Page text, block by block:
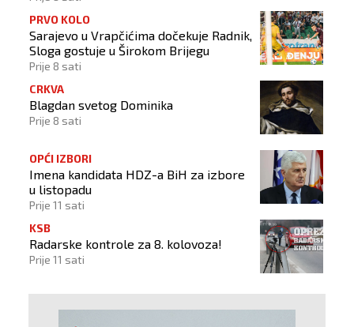
PRVO KOLO
Sarajevo u Vrapčićima dočekuje Radnik,
Sloga gostuje u Širokom Brijegu
Prije 8 sati
CRKVA
Blagdan svetog Dominika
Prije 8 sati
OPĆI IZBORI
Imena kandidata HDZ-a BiH za izbore
u listopadu
Prije 11 sati
KSB
Radarske kontrole za 8. kolovoza!
Prije 11 sati